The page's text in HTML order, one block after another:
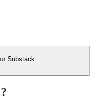
Substack